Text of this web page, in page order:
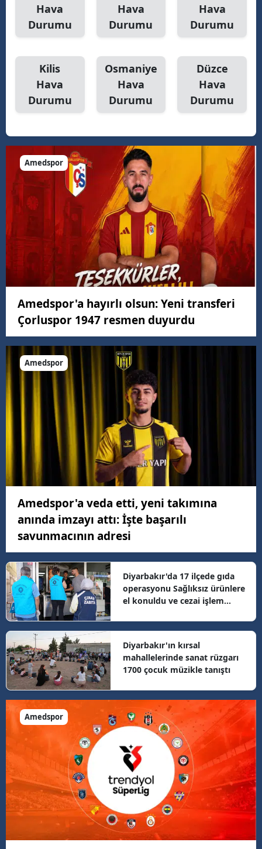
Hava
Durumu
Hava
Durumu
Hava
Durumu
Kilis
Hava
Durumu
Osmaniye
Hava
Durumu
Düzce
Hava
Durumu
Amedspor
Amedspor'a hayırlı olsun: Yeni transferi
Çorluspor 1947 resmen duyurdu
Amedspor
Amedspor'a veda etti, yeni takımına
anında imzayı attı: İşte başarılı
savunmacının adresi
Diyarbakır'da 17 ilçede gıda
operasyonu Sağlıksız ürünlere
el konuldu ve cezai işlem
Diyarbakır'ın kırsal
mahallelerinde sanat rüzgarı
1700 çocuk müzikle tanıştı
Amedspor